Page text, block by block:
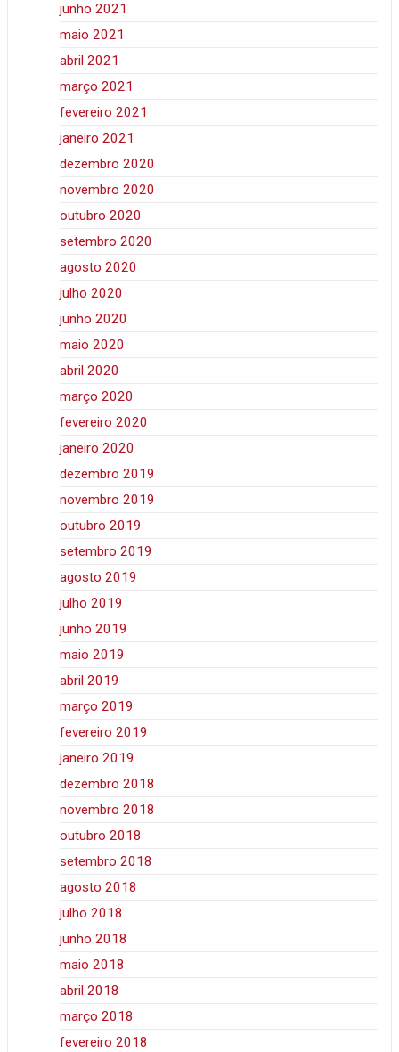
junho 2021
maio 2021
abril 2021
março 2021
fevereiro 2021
janeiro 2021
dezembro 2020
novembro 2020
outubro 2020
setembro 2020
agosto 2020
julho 2020
junho 2020
maio 2020
abril 2020
março 2020
fevereiro 2020
janeiro 2020
dezembro 2019
novembro 2019
outubro 2019
setembro 2019
agosto 2019
julho 2019
junho 2019
maio 2019
abril 2019
março 2019
fevereiro 2019
janeiro 2019
dezembro 2018
novembro 2018
outubro 2018
setembro 2018
agosto 2018
julho 2018
junho 2018
maio 2018
abril 2018
março 2018
fevereiro 2018